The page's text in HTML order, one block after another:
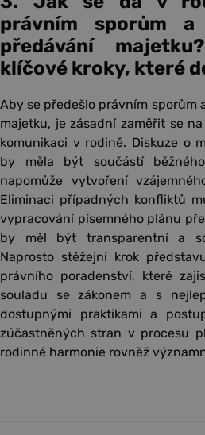
právním sporům
předávání
klíčové kroky, které
Aby se předešlo právním sporům
majetku, je zásadní zaměřit se
komunikaci v rodině. Diskuze o
by měla být součástí
napomůže vytvoření
Eliminaci případných konfliktů
vypracování písemného plánu
by měl být transparentní a
Naprosto stěžejní krok
právního poradenství, které
souladu se zákonem a s
dostupnými praktikami a
zúčastněných stran v procesu
rodinné harmonie rovněž